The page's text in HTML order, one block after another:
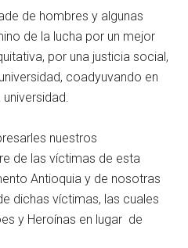
de hombres y algunas
de la lucha por un mejor
por una justicia social,
coadyuvando en
nuestros
de las víctimas de esta
Antioquia y de nosotras
dichas víctimas, las cuales
y Heroínas en lugar de